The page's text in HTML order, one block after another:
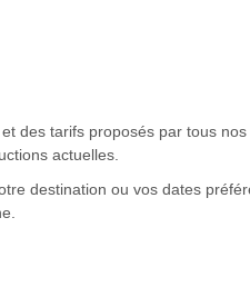
des tarifs proposés par tous
actuelles.
destination ou vos dates